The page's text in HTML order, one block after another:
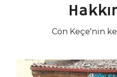
Cön Keçe'nin